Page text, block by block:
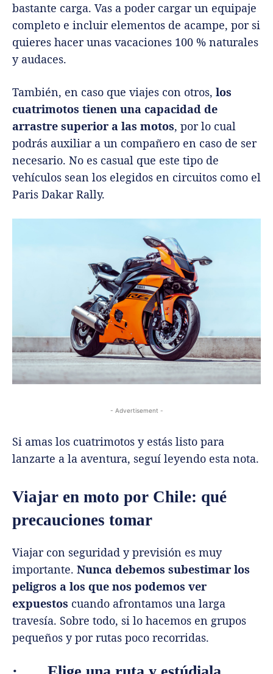
bastante carga. Vas a poder cargar un equipaje
completo e incluir elementos de acampe, por si
quieres hacer unas vacaciones 100 % naturales
y audaces.
También, en caso que viajes con otros, los
cuatrimotos tienen una capacidad de
arrastre superior a las motos, por lo cual
podrás auxiliar a un compañero en caso de ser
necesario. No es casual que este tipo de
vehículos sean los elegidos en circuitos como el
Paris Dakar Rally.
- Advertisement -
Si amas los cuatrimotos y estás listo para
lanzarte a la aventura, seguí leyendo esta nota.
Viajar en moto por Chile: qué
precauciones tomar
Viajar con seguridad y previsión es muy
importante. Nunca debemos subestimar los
peligros a los que nos podemos ver
expuestos cuando afrontamos una larga
travesía. Sobre todo, si lo hacemos en grupos
pequeños y por rutas poco recorridas.